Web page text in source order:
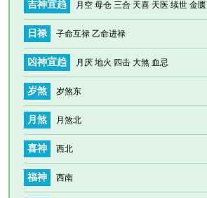
吉神宜趋 月空 母仓 三合 天喜 天医 续世 金匮
日禄 子命互禄 乙命进禄
凶神宜趋 月厌 地火 四击 大煞 血忌
岁煞 岁煞东
月煞 月煞北
喜神 西北
福神 西南